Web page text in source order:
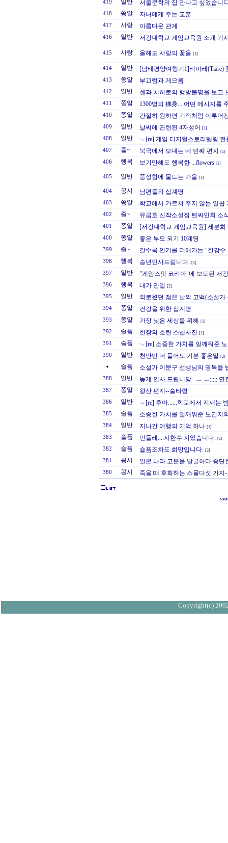
419 일반 서울문학의 집 만나고 싶었습니
418 쫑알 자녀에게 주는 교훈
417 사랑 아름다운 관계
416 일반 서강대학교 게임교육원 소개 기
415 사랑 올해도 사랑의 꽃을 [1]
414 일반 [남태평양여행기1]티아레(Tiare)
413 쫑알 부끄럼과 게으름
412 일반 센과 치히로의 행방불명을 보고
411 쫑알 1300명의 裸身... 어떤 메시지를
410 쫑알 간절히 원하면 기적처럼 이루어
409 일반 날씨에 관련된 4자성어 [1]
408 일반 [re] 게임 디지털스토리텔링
407 즐~ 북극에서 보내는 네 번째 편지 [1]
406 행복 보기만해도 행복한 ...flowers [1]
405 일반 풍성함에 물드는 가을 [1]
404 꽁시 남편들의 십계명
403 쫑알 학교에서 가르쳐 주지 않는 일곱
402 즐~ 유금호 신작소설집 펜싸인회 소
401 쫑알 [서강대학교 게임교육원] 세분
400 쫑알 좋은 부모 되기 10계명
399 즐~ 갈수록 인기를 더해가는 "한강
398 행복 송년인사드립니다. [1]
397 일반 "게임스팟 코리아"에 보도된 서
396 행복 내가 만일 [2]
395 일반 외로웠던 젊은 날의 고백(소설가
394 쫑알 건강을 위한 십계명
393 쫑알 가장 낮은 세상을 위해 [1]
392 슬픔 한장의 흐린 스넵사진 [1]
391 슬픔 [re] 소중한 가치를 일깨워준
390 일반 천만번 더 들어도 기분 좋은말 [2]
슬픔 소설가 이문구 선생님의 명복을
388 일반 늦게 인사 드립니당...ㅡ ㅡ;;;;; 연
387 쫑알 왕산 편지--술타령
386 일반 [re] 후아......학교에서 지새는
385 슬픔 소중한 가치를 일깨워준 노간지
384 일반 지나간 여행의 기억 하나 [1]
383 슬픔 민들레....시한수 지었습니다. [1]
382 슬픔 슬픔조차도 희망입니다. [2]
381 꽁시 일본 나라 고분을 발굴하다 중단
380 꽁시 죽을 때 후회하는 스물다섯 가지
Copyright(c)